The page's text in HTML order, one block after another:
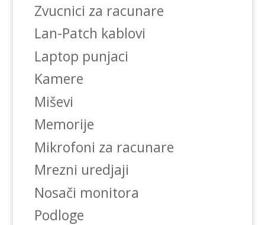
Zvucnici za racunare
Lan-Patch kablovi
Laptop punjaci
Kamere
Miševi
Memorije
Mikrofoni za racunare
Mrezni uredjaji
Nosači monitora
Podloge